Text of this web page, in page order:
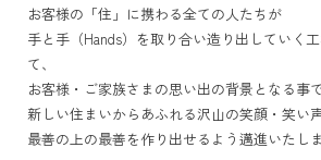
お客様の「住」に携わる全ての人たちが
手と手（Hands）を取り合い造り出していく
て、
お客様・ご家族さまの思い出の背景となる事で
新しい住まいからあふれる沢山の笑顔・笑い
最善の上の最善を作り出せるよう邁進いたし